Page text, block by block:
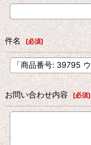
件名 [必須]
お問い合わせ内容 [必須]